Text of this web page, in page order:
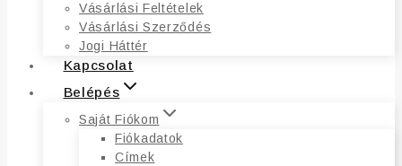
Vásárlási Feltételek
Vásárlási Szerződés
Jogi Háttér
Kapcsolat
Belépés
Saját Fiókom
Fiókadatok
Címek